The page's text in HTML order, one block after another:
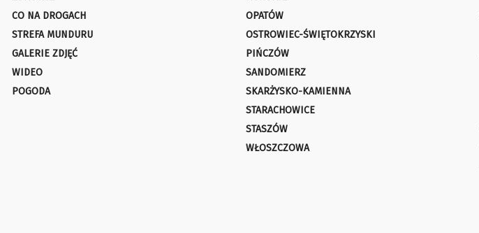
CO NA DROGACH
STREFA MUNDURU
GALERIE ZDJĘĆ
WIDEO
POGODA
OPATÓW
OSTROWIEC-ŚWIĘTOKRZYSKI
PIŃCZÓW
SANDOMIERZ
SKARŻYSKO-KAMIENNA
STARACHOWICE
STASZÓW
WŁOSZCZOWA